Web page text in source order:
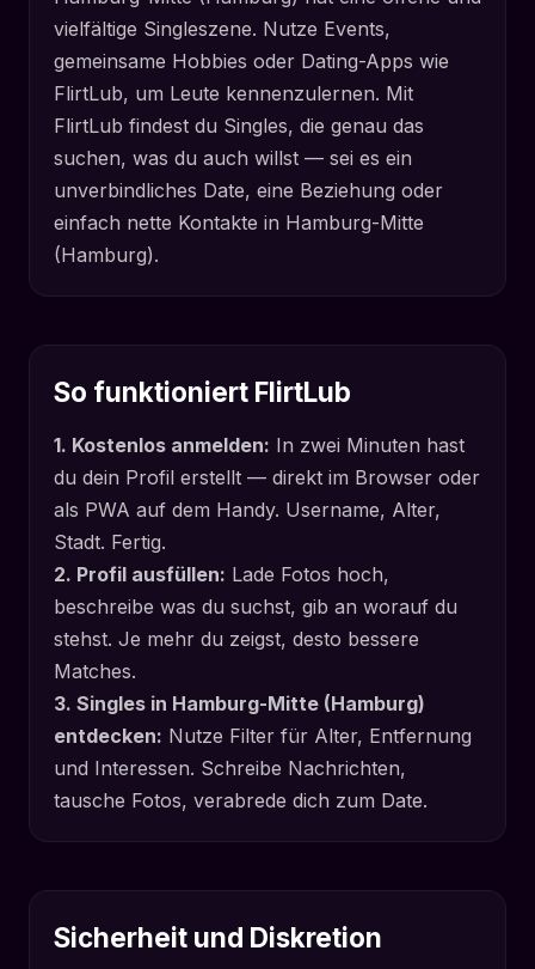
vielfältige Singleszene. Nutze Events,
gemeinsame Hobbies oder Dating-Apps wie
FlirtLub, um Leute kennenzulernen. Mit
FlirtLub findest du Singles, die genau das
suchen, was du auch willst — sei es ein
unverbindliches Date, eine Beziehung oder
einfach nette Kontakte in Hamburg-Mitte
(Hamburg).
So funktioniert FlirtLub
1. Kostenlos anmelden: In zwei Minuten hast
du dein Profil erstellt — direkt im Browser oder
als PWA auf dem Handy. Username, Alter,
Stadt. Fertig.
2. Profil ausfüllen: Lade Fotos hoch,
beschreibe was du suchst, gib an worauf du
stehst. Je mehr du zeigst, desto bessere
Matches.
3. Singles in Hamburg-Mitte (Hamburg)
entdecken: Nutze Filter für Alter, Entfernung
und Interessen. Schreibe Nachrichten,
tausche Fotos, verabrede dich zum Date.
Sicherheit und Diskretion